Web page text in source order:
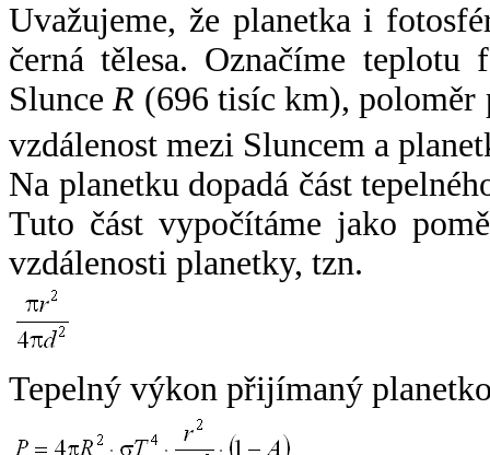
Uvažujeme, že planetka i
černá tělesa. Označíme
SlunceR (696 tisíc km),
vzdálenost mezi Sluncem a
Na planetku dopadá část
Tuto část vypočítáme jako
vzdálenosti planetky, tzn.
Tepelný výkon přijímaný